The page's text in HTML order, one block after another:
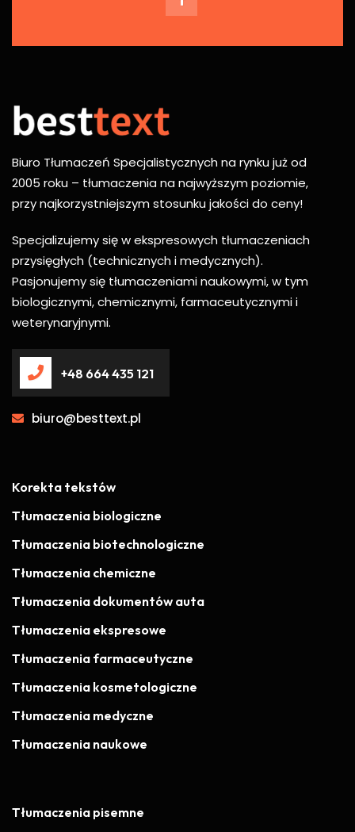
Biuro Tłumaczeń Specjalistycznych na rynku już od
2005 roku – tłumaczenia na najwyższym poziomie,
przy najkorzystniejszym stosunku jakości do ceny!
Specjalizujemy się w ekspresowych tłumaczeniach
przysięgłych (technicznych i medycznych).
Pasjonujemy się tłumaczeniami naukowymi, w tym
biologicznymi, chemicznymi, farmaceutycznymi i
weterynaryjnymi.
+48 664 435 121
biuro@besttext.pl
Korekta tekstów
Tłumaczenia biologiczne
Tłumaczenia biotechnologiczne
Tłumaczenia chemiczne
Tłumaczenia dokumentów auta
Tłumaczenia ekspresowe
Tłumaczenia farmaceutyczne
Tłumaczenia kosmetologiczne
Tłumaczenia medyczne
Tłumaczenia naukowe
Tłumaczenia pisemne